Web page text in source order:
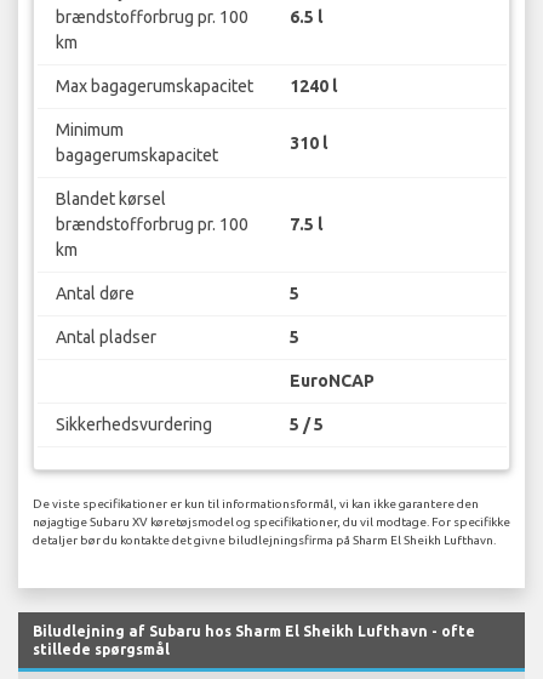
brændstofforbrug pr. 100
km
6.5 l
Max bagagerumskapacitet 1240 l
Minimum
bagagerumskapacitet
310 l
Blandet kørsel
brændstofforbrug pr. 100
km
7.5 l
Antal døre 5
Antal pladser 5
EuroNCAP
Sikkerhedsvurdering 5 / 5
De viste specifikationer er kun til informationsformål, vi kan ikke garantere den
nøjagtige Subaru XV køretøjsmodel og specifikationer, du vil modtage. For specifikke
detaljer bør du kontakte det givne biludlejningsfirma på Sharm El Sheikh Lufthavn.
Biludlejning af Subaru hos Sharm El Sheikh Lufthavn - ofte
stillede spørgsmål